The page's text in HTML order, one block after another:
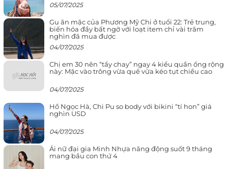
05/07/2025
Gu ăn mặc của Phương Mỹ Chi ở tuổi 22: Trẻ trung,
biến hóa đầy bất ngờ với loạt item chỉ vài trăm
nghìn đã mua được
04/07/2025
Chị em 30 nên “tẩy chay” ngay 4 kiểu quần ống rộng
này: Mặc vào trông vừa quê vừa kéo tụt chiều cao
04/07/2025
Hồ Ngọc Hà, Chi Pu so body với bikini “tí hon” giá
nghìn USD
04/07/2025
Ái nữ đại gia Minh Nhựa năng động suốt 9 tháng
mang bầu con thứ 4